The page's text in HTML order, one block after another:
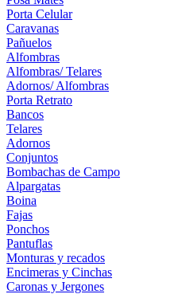
Porta Celular
Caravanas
Pañuelos
Alfombras
Alfombras/ Telares
Adornos/ Alfombras
Porta Retrato
Bancos
Telares
Adornos
Conjuntos
Bombachas de Campo
Alpargatas
Boina
Fajas
Ponchos
Pantuflas
Monturas y recados
Encimeras y Cinchas
Caronas y Jergones